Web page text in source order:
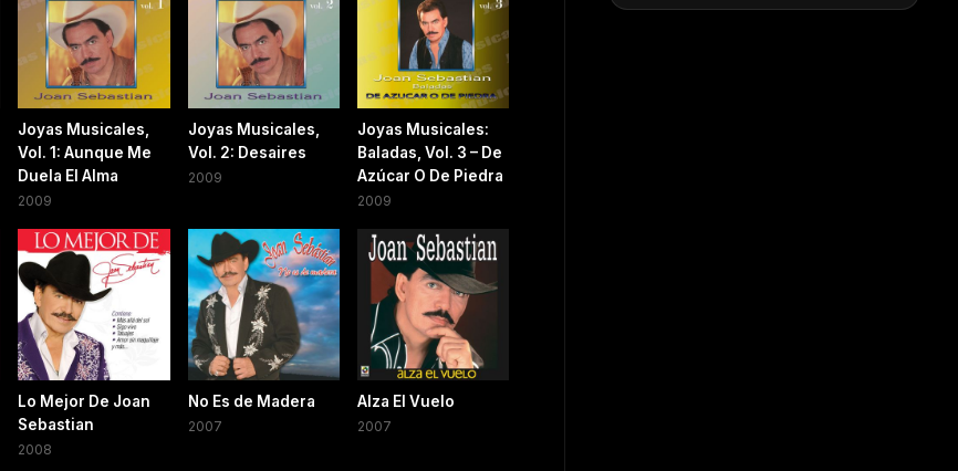
Joyas Musicales,
Vol. 1: Aunque Me
Duela El Alma
2009
Joyas Musicales,
Vol. 2: Desaires
2009
Joyas Musicales:
Baladas, Vol. 3 – De
Azúcar O De Piedra
2009
Lo Mejor De Joan
Sebastian
2008
No Es de Madera
2007
Alza El Vuelo
2007